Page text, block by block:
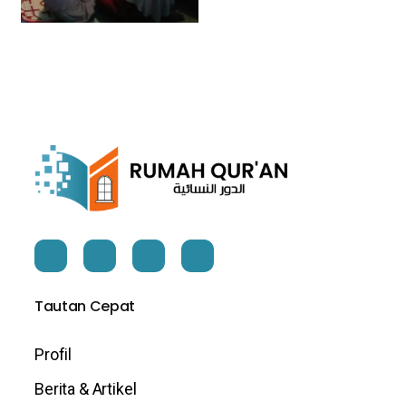
Tautan Cepat
Profil
Berita & Artikel